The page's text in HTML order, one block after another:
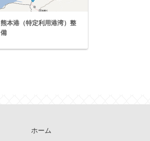
熊本港（特定利用港湾）整
備
ホーム